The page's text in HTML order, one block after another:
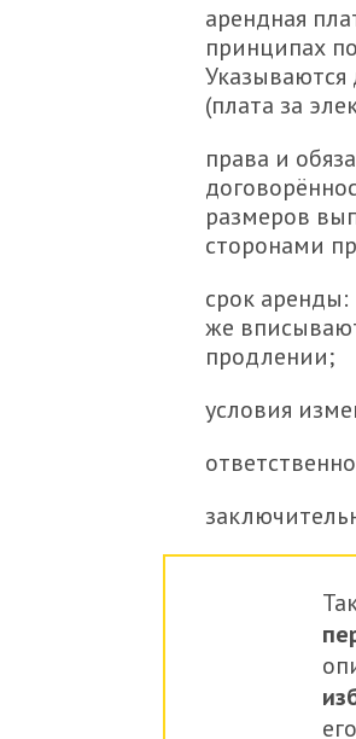
арендная
принципах
(плата за
права и
размеров
сторонами
срок
же
продлении;
условия